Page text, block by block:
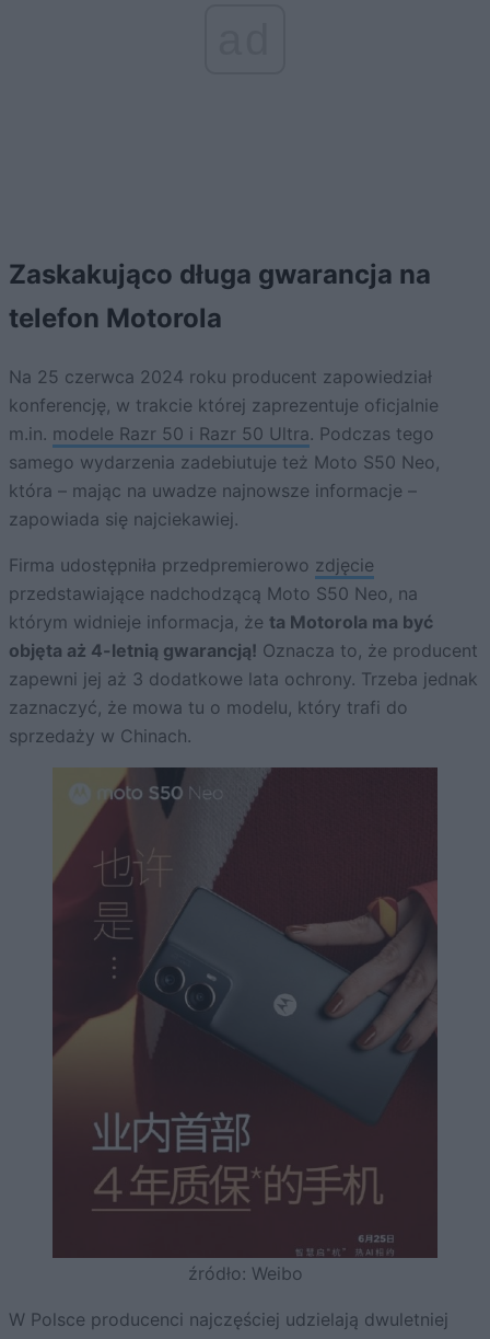
Zaskakująco długa gwarancja na
telefon Motorola
Na 25 czerwca 2024 roku producent zapowiedział
konferencję, w trakcie której zaprezentuje oficjalnie
m.in. modele Razr 50 i Razr 50 Ultra. Podczas tego
samego wydarzenia zadebiutuje też Moto S50 Neo,
która – mając na uwadze najnowsze informacje –
zapowiada się najciekawiej.
Firma udostępniła przedpremierowo zdjęcie
przedstawiające nadchodzącą Moto S50 Neo, na
którym widnieje informacja, że ta Motorola ma być
objęta aż 4-letnią gwarancją! Oznacza to, że producent
zapewni jej aż 3 dodatkowe lata ochrony. Trzeba jednak
zaznaczyć, że mowa tu o modelu, który trafi do
sprzedaży w Chinach.
źródło: Weibo
W Polsce producenci najczęściej udzielają dwuletniej